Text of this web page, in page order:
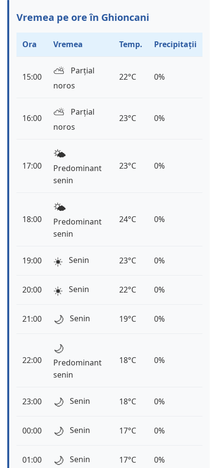
Vremea pe ore în Ghioncani
Ora Vremea Temp. Precipitații
15:00 ⛅️
Parțial
noros
22°C 0%
16:00 ⛅️
Parțial
noros
23°C 0%
17:00
🌤️
Predominant
senin
23°C 0%
18:00
🌤️
Predominant
senin
24°C 0%
19:00 ☀️ Senin 23°C 0%
20:00 ☀️ Senin 22°C 0%
21:00 🌙 Senin 19°C 0%
22:00
🌙
Predominant
senin
18°C 0%
23:00 🌙 Senin 18°C 0%
00:00 🌙 Senin 17°C 0%
01:00 🌙 Senin 17°C 0%